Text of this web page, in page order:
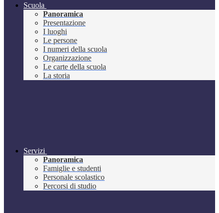
Scuola
Panoramica
Presentazione
I luoghi
Le persone
I numeri della scuola
Organizzazione
Le carte della scuola
La storia
Servizi
Panoramica
Famiglie e studenti
Personale scolastico
Percorsi di studio